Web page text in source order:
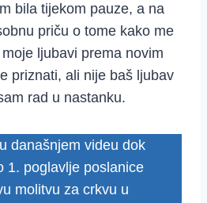
bila tijekom pauze, a na
priču o tome kako me
ljubavi prema novim
priznati, ali nije baš ljubav
rad u nastanku.
današnjem videu dok
1. poglavlje poslanice
molitvu za crkvu u